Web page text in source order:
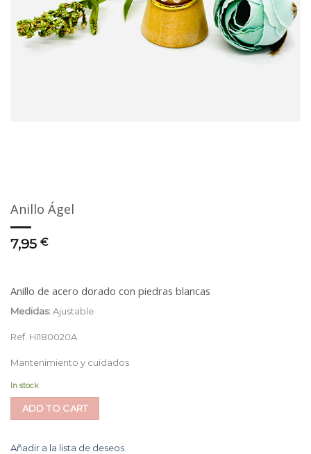
Anillo Ágel
7,95 €
Anillo de acero dorado con piedras blancas
Medidas:Ajustable
Ref. HI180020A
Mantenimiento y cuidados
In stock
ADD TO CART
Añadir a la lista de deseos